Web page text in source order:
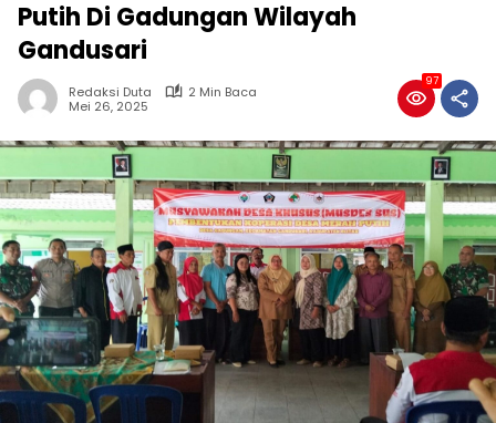
Putih Di Gadungan Wilayah
Gandusari
Redaksi Duta
2 Min Baca
Mei 26, 2025
97